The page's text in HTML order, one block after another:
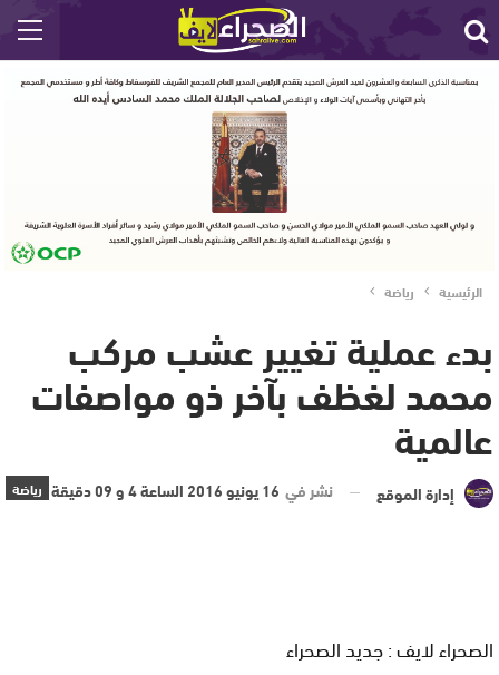
الرئيسية رياضة
بدء عملية تغيير عشب مركب
محمد لغظف بآخر ذو مواصفات
عالمية‎
رياضة إدارة الموقع نشر في 16 يونيو 2016 الساعة 4 و 09 دقيقة
الصحراء لايف : جديد الصحراء